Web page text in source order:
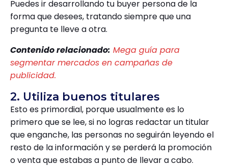
Puedes ir desarrollando tu buyer persona de la
forma que desees, tratando siempre que una
pregunta te lleve a otra.
Contenido relacionado: Mega guía para
segmentar mercados en campañas de
publicidad.
2. Utiliza buenos titulares
Esto es primordial, porque usualmente es lo
primero que se lee, si no logras redactar un titular
que enganche, las personas no seguirán leyendo el
resto de la información y se perderá la promoción
o venta que estabas a punto de llevar a cabo.